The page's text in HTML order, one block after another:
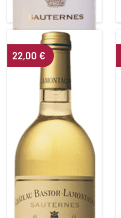
SAUTERNES
CHÂTEAU BASTOR
LAMONTAGNE
White • 2006
SAUTERNES
22,00 €